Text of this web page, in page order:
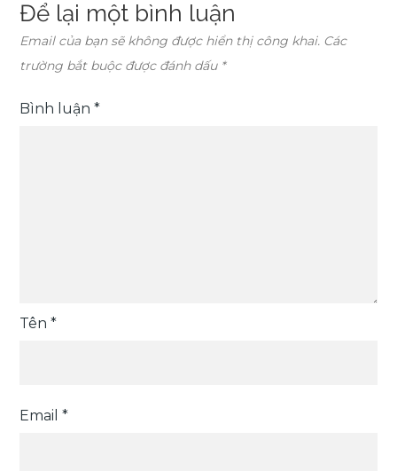
Để lại một bình luận
Email của bạn sẽ không được hiển thị công khai. Các
trường bắt buộc được đánh dấu *
Bình luận*
Tên*
Email*